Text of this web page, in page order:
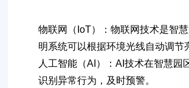
物联网（IoT）
：物联网技术是智
明系统可以根据环境光线自动调节
人工智能（AI）
：AI技术在智慧
识别异常行为，及时预警。